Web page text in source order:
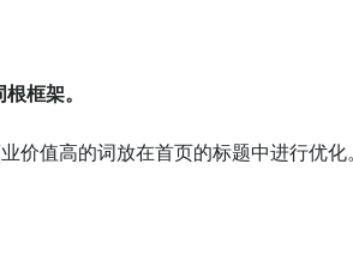
框架。
值高的词放在首页的标题中进行优化。